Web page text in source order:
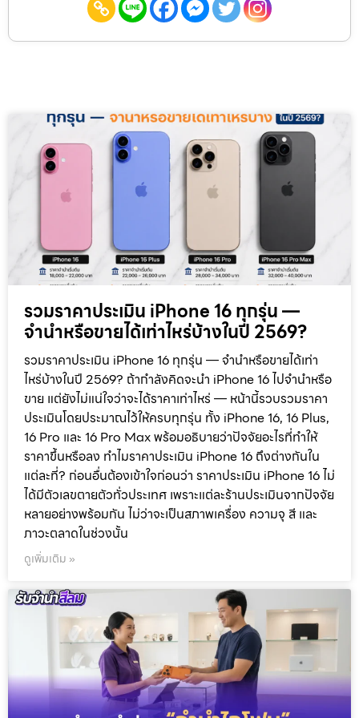
รวมราคาประเมิน iPhone 16 ทุกรุ่น —
จำนำหรือขายได้เท่าไหร่บ้างในปี 2569?
รวมราคาประเมิน iPhone 16 ทุกรุ่น — จำนำหรือขายได้เท่า
ไหร่บ้างในปี 2569? ถ้ากำลังคิดจะนำ iPhone 16 ไปจำนำหรือ
ขาย แต่ยังไม่แน่ใจว่าจะได้ราคาเท่าไหร่ — หน้านี้รวบรวมราคา
ประเมินโดยประมาณไว้ให้ครบทุกรุ่น ทั้ง iPhone 16, 16 Plus,
16 Pro และ 16 Pro Max พร้อมอธิบายว่าปัจจัยอะไรที่ทำให้
ราคาขึ้นหรือลง ทำไมราคาประเมิน iPhone 16 ถึงต่างกันใน
แต่ละที่? ก่อนอื่นต้องเข้าใจก่อนว่า ราคาประเมิน iPhone 16 ไม่
ได้มีตัวเลขตายตัวทั่วประเทศ เพราะแต่ละร้านประเมินจากปัจจัย
หลายอย่างพร้อมกัน ไม่ว่าจะเป็นสภาพเครื่อง ความจุ สี และ
ภาวะตลาดในช่วงนั้น
ดูเพิ่มเติม »